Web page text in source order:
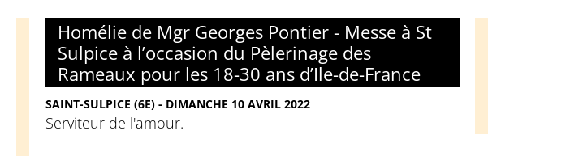
Homélie de Mgr Georges Pontier - Messe à St
Sulpice à l’occasion du Pèlerinage des
Rameaux pour les 18-30 ans d’Ile-de-France
SAINT-SULPICE (6E) - DIMANCHE 10 AVRIL 2022
Serviteur de l'amour.